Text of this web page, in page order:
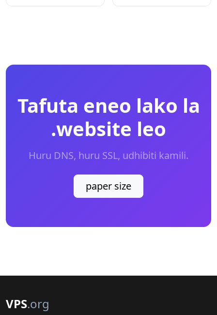
Tafuta eneo lako la
.website leo
Huru DNS, huru SSL, udhibiti kamili.
paper size
VPS.org